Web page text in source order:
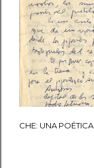
CHE: UNA POÉTICA